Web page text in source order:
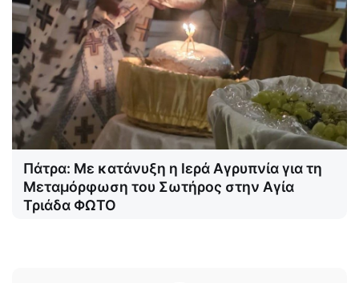
Πάτρα: Με κατάνυξη η Ιερά Αγρυπνία για τη
Μεταμόρφωση του Σωτήρος στην Αγία
Τριάδα ΦΩΤΟ